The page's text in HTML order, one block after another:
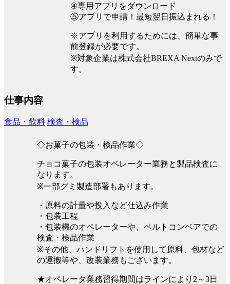
④専用アプリをダウンロード
⑤アプリで申請！最短翌日振込まれる！
※アプリを利用するためには、簡単な事
前登録が必要です。
※対象企業は株式会社BREXA Nextのみで
す。
仕事内容
食品・飲料 検査・検品
◇お菓子の包装・検品作業◇
チョコ菓子の包装オペレーター業務と製品検査に
なります。
※一部グミ製造部署もあります。
・原料の計量や投入など仕込み作業
・包装工程
・包装機のオペレーターや、ベルトコンベアでの
検査・検品作業
※その他、ハンドリフトを使用して原料、包材など
の運搬等や、改装業務もございます。
★オペレータ業務習得期間はラインにより2～3日